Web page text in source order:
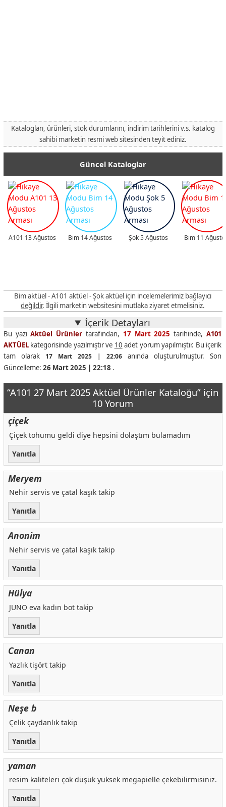
Katalogları, ürünleri, stok durumlarını, indirim tarihlerini v.s. katalog
sahibi marketin resmi web sitesinden teyit ediniz.
Güncel Kataloglar
A101 13 Ağustos Bim 14 Ağustos Şok 5 Ağustos Bim 11
Bim aktüel - A101 aktüel - Şok aktüel için incelemelerimiz bağlayıcı
değildir. İlgili marketin websitesini mutlaka ziyaret etmelisiniz.
İçerik Detayları
Bu yazıAktüel Ürünler tarafından, 17 Mart 2025 tarihinde,A101
AKTÜELkategorisinde yazılmıştır ve 10 adet yorum yapılmıştır. Bu içerik
tam olarak 17 Mart 2025 | 22:06anında oluşturulmuştur. Son
Güncelleme: 26 Mart 2025 | 22:18 .
“A101 27 Mart 2025 Aktüel Ürünler Kataloğu” için
10 Yorum
çiçek
Çiçek tohumu geldi diye hepsini dolaştım bulamadım
Yanıtla
Meryem
Nehir servis ve çatal kaşık takip
Yanıtla
Anonim
Nehir servis ve çatal kaşık takip
Yanıtla
Hülya
JUNO eva kadın bot takip
Yanıtla
Canan
Yazlık tişört takip
Yanıtla
Neşe b
Çelik çaydanlık takip
Yanıtla
yaman
resim kaliteleri çok düşük yuksek megapielle çekebilirmisiniz.
Yanıtla